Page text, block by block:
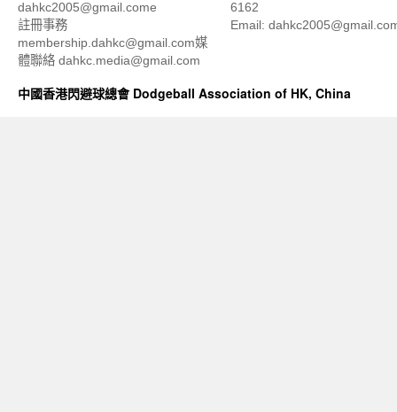
dahkc2005@gmail.come
註冊事務
membership.dahkc@gmail.com媒
體聯絡 dahkc.media@gmail.com
6162
Email:
中國香港閃避球總會 Dodgeball Association of HK, China